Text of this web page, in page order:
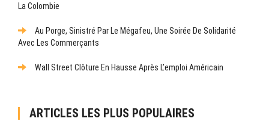
La Colombie
Au Porge, Sinistré Par Le Mégafeu, Une Soirée De Solidarité
Avec Les Commerçants
Wall Street Clôture En Hausse Après L’emploi Américain
ARTICLES LES PLUS POPULAIRES